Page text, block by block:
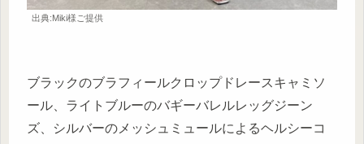
出典:Miki様ご提供
ブラックのブラフィールクロップドレースキャミソ
ール、ライトブルーのバギーバレルレッグジーン
ズ、シルバーのメッシュミュールによるヘルシーコ